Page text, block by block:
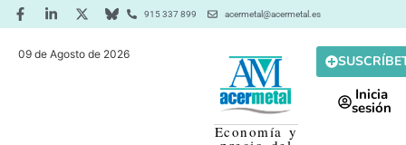
915 337 899 acermetal@acermetal.es
09 de Agosto de 2026
Economía y
Inicia
sesión